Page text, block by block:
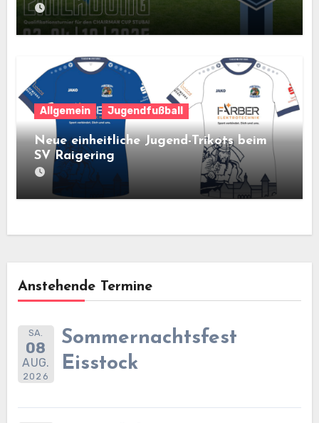
Allgemein Jugendfußball
Neue einheitliche Jugend-Trikots beim
SV Raigering
Anstehende Termine
SA.
08
AUG.
2026
Sommernachtsfest
Eisstock